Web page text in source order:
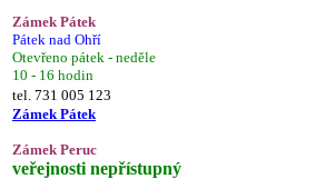
Zámek Pátek
Pátek nad Ohří
Otevřeno pátek - neděle
10 - 16 hodin
tel. 731 005 123
Zámek Pátek
Zámek Peruc
veřejnosti nepřístupný